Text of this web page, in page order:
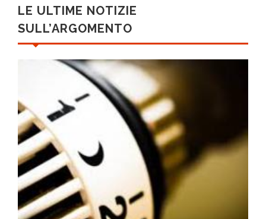
LE ULTIME NOTIZIE
SULL’ARGOMENTO